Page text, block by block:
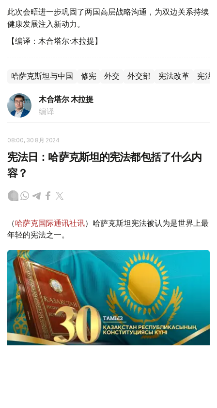
此次会晤进一步巩固了两国高层战略沟通，为双边关系持续
健康发展注入新动力。
【编译：木合塔尔·木拉提】
哈萨克斯坦与中国 修宪 外交 外交部 宪法改革 宪法
木合塔尔 木拉提
编译
08:00, 30 8月 2024
宪法日：哈萨克斯坦的宪法都包括了什么内
容？
（哈萨克国际通讯社讯）哈萨克斯坦宪法被认为是世界上最
年轻的宪法之一。